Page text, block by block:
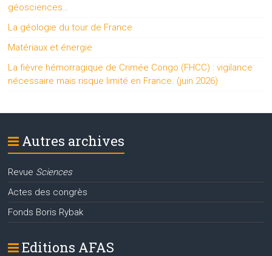
géosciences…
La géologie du tour de France
Matériaux et énergie
La fièvre hémorragique de Crimée Congo (FHCC) : vigilance
nécessaire mais risque limité en France. (juin 2026)
Autres archives
Revue Sciences
Actes des congrès
Fonds Boris Rybak
Editions AFAS